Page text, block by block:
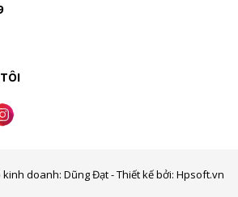
doanh: Dũng Đạt - Thiết kế bởi: Hpsoft.vn